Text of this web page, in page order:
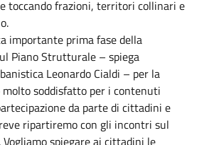
toccando frazioni, territori collinari e
importante prima fase della
Piano Strutturale – spiega
Leonardo Cialdi – per la
soddisfatto per i contenuti
da parte di cittadini e
ripartiremo con gli incontri sul
spiegare ai cittadini le